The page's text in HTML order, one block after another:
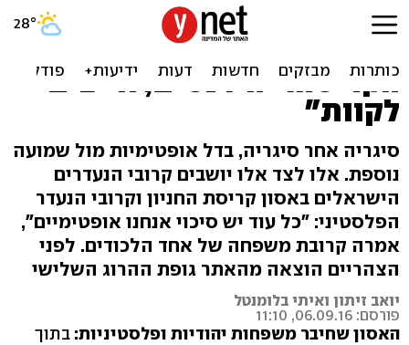
משפחות יהודיות ופלסטיניות
מחכות לבשורה באתר
הקריסה: "היו נסים, חייבים
לקוות"
סיגריה אחר סיגריה, בדל אופטימיות מול שמועה
נוספת. אלו לצד אלו יושבים קרובי הנעדרים
הישראלים באסון קריסת החניון וקרובי הנעדר
הפלסטיני: "כל עוד יש סיכוי אנחנו אופטימיים",
אמרה קרובת משפחה של אחד הלכודים. לפני
הצהריים הוצאה מהאתר גופת ההרוג השלישי
יואב זיתון ואיתי בלומנטל
פורסם: 06.09.16, 11:10
האסון שחיבר משפחות יהודיות ופלסטיניות: בתוך